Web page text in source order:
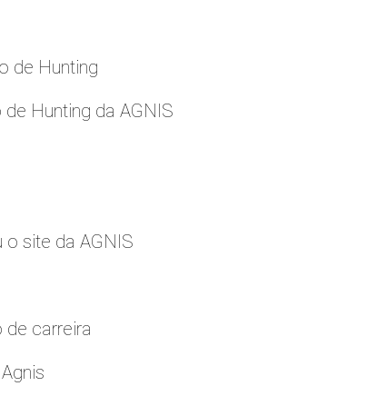
de Hunting
Hunting da AGNIS
o site da AGNIS
de carreira